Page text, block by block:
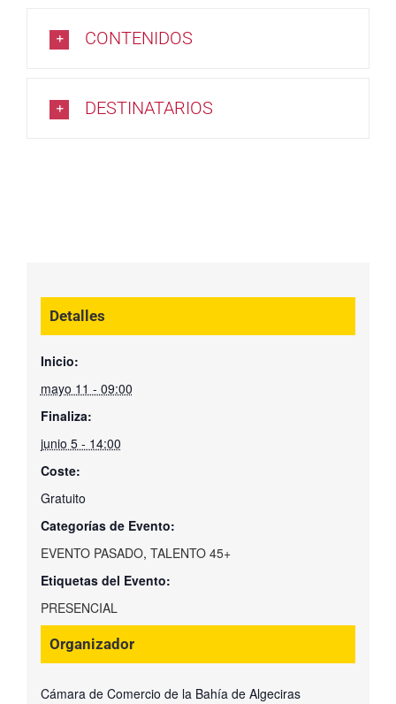
CONTENIDOS
DESTINATARIOS
Detalles
Inicio:
mayo 11 - 09:00
Finaliza:
junio 5 - 14:00
Coste:
Gratuito
Categorías de Evento:
EVENTO PASADO, TALENTO 45+
Etiquetas del Evento:
PRESENCIAL
Organizador
Cámara de Comercio de la Bahía de Algeciras